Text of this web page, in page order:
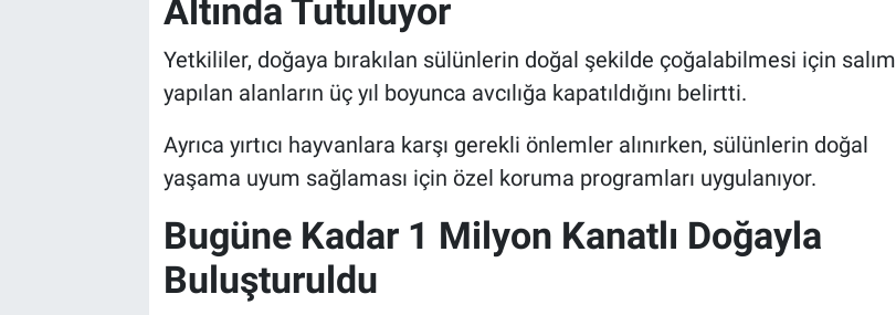
Altında Tutuluyor
Yetkililer, doğaya bırakılan sülünlerin doğal şekilde çoğalabilmesi için salım
yapılan alanların üç yıl boyunca avcılığa kapatıldığını belirtti.
Ayrıca yırtıcı hayvanlara karşı gerekli önlemler alınırken, sülünlerin doğal
yaşama uyum sağlaması için özel koruma programları uygulanıyor.
Bugüne Kadar 1 Milyon Kanatlı Doğayla
Buluşturuldu